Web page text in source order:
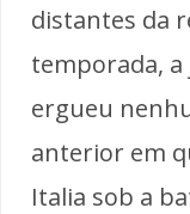
distantes da
temporada, a
ergueu
anterior em
Italia sob a